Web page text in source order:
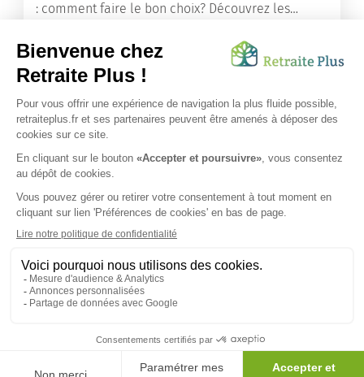
: comment faire le bon choix? Découvrez les
ainés.
Lire l'article
Vous avez besoin d’une aide de nos équipes ?
Obtenir les tarifs & disponibilités
SUIVEZ-NOUS SUR :
Protection données personnelles
Nous vous informons de l'existence de la liste d'opposition
au démarchage téléphonique. Inscription surbloctel.gouv.fr
© 2026 Retraite Plus - Tous droits réservés - Plan du site